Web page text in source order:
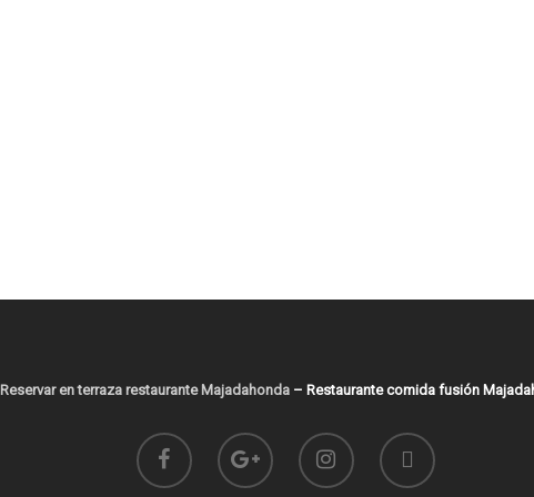
Reservar en terraza restaurante Majadahonda– Restaurante comida fusión